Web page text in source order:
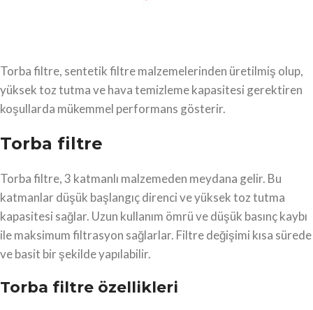
Torba filtre, sentetik filtre malzemelerinden üretilmiş olup,
yüksek toz tutma ve hava temizleme kapasitesi gerektiren
koşullarda mükemmel performans gösterir.
Torba filtre
Torba filtre, 3 katmanlı malzemeden meydana gelir. Bu
katmanlar düşük başlangıç direnci ve yüksek toz tutma
kapasitesi sağlar. Uzun kullanım ömrü ve düşük basınç kaybı
ile maksimum filtrasyon sağlarlar. Filtre değişimi kısa sürede
ve basit bir şekilde yapılabilir.
Torba filtre özellikleri